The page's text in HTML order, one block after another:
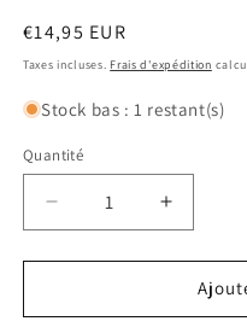
Prix
habituel
€14,95 EUR
Taxes incluses. Frais d'expédition
Stock bas : 1 restant(s)
Quantité
Quantité
Réduire
la
quantité
Peinture
la
quantité
Peinture